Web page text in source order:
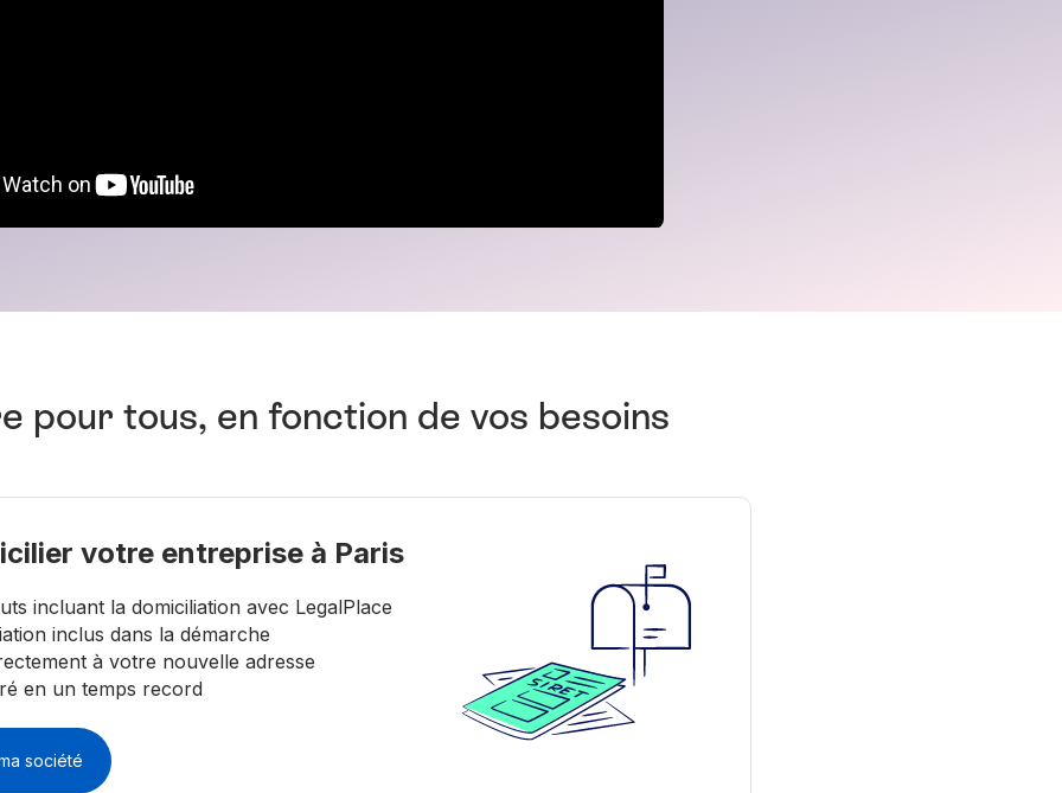
pour tous, en fonction de vos besoins
votre entreprise à Paris
incluant la domiciliation avec LegalPlace
inclus dans la démarche
à votre nouvelle adresse
en un temps record
société